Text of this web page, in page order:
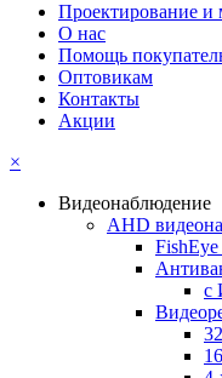
Проектирование и
О нас
Помощь
Оптовикам
Контакты
Акции
×
Видеонаблюдение
AHD
с